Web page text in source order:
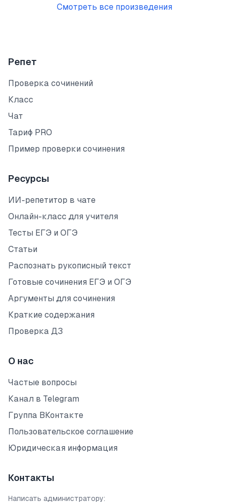
Смотреть все произведения
Репет
Проверка сочинений
Класс
Чат
Тариф PRO
Пример проверки сочинения
Ресурсы
ИИ-репетитор в чате
Онлайн-класс для учителя
Тесты ЕГЭ и ОГЭ
Статьи
Распознать рукописный текст
Готовые сочинения ЕГЭ и ОГЭ
Аргументы для сочинения
Краткие содержания
Проверка ДЗ
О нас
Частые вопросы
Канал в Telegram
Группа ВКонтакте
Пользовательское соглашение
Юридическая информация
Контакты
Написать администратору: